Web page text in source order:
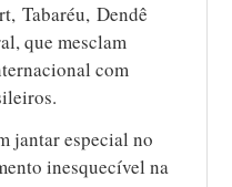
Tabaréu, Dendê
que mesclam
com
jantar especial no
inesquecível na